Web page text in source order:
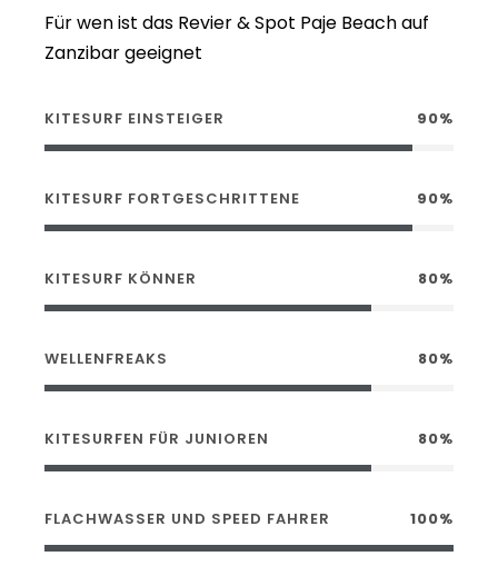
Für wen ist das Revier & Spot Paje Beach auf
Zanzibar geeignet
KITESURF EINSTEIGER 90%
KITESURF FORTGESCHRITTENE 90%
KITESURF KÖNNER 80%
WELLENFREAKS 80%
KITESURFEN FÜR JUNIOREN 80%
FLACHWASSER UND SPEED FAHRER 100%